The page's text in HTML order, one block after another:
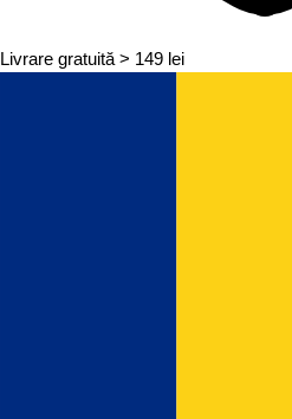
Livrare gratuită > 149 lei